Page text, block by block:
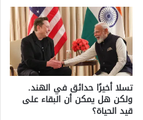
تسلا أخيرًا حدائق في الهند.
ولكن هل يمكن أن البقاء على
قيد الحياة؟